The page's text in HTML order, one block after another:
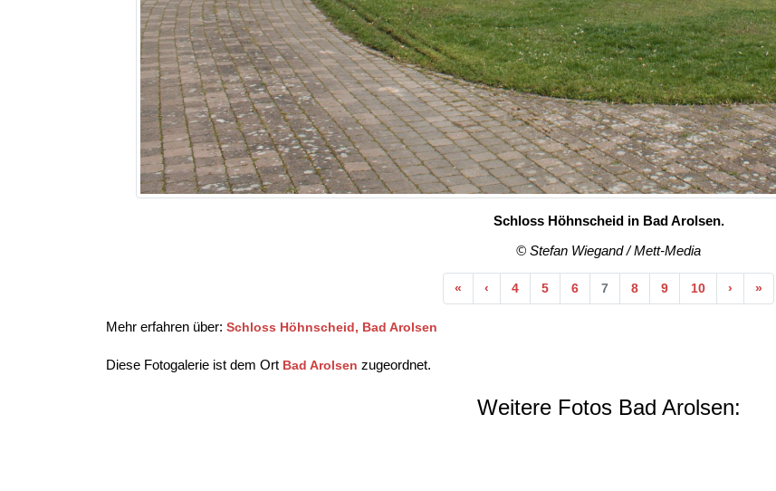
Schloss Höhnscheid in Bad Arolsen.
© Stefan Wiegand / Mett-Media
« Anfang
‹ Vorherige
4 5 6 7 8 9 10 › Nächste
»
Mehr erfahren über: Schloss Höhnscheid, Bad Arolsen
Diese Fotogalerie ist dem Ort Bad Arolsen zugeordnet.
Weitere Fotos Bad Arolsen: